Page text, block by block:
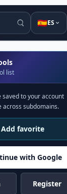
🇪🇸ES
list
saved to your account
across subdomains.
Add favorite
with Google
Register